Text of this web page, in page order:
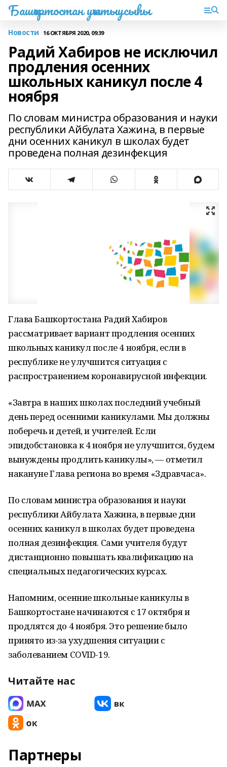
Башҡортостан уҡытыусыһы
Новости 16 ОКТЯБРЯ 2020, 09:39
Радий Хабиров не исключил
продления осенних
школьных каникул после 4
ноября
По словам министра образования и науки
республики Айбулата Хажина, в первые
дни осенних каникул в школах будет
проведена полная дезинфекция
Глава Башкортостана Радий Хабиров
рассматривает вариант продления осенних
школьных каникул после 4 ноября, если в
республике не улучшится ситуация с
распространением коронавирусной инфекции.
«Завтра в наших школах последний учебный
день перед осенними каникулами. Мы должны
поберечь и детей, и учителей. Если
эпидобстановка к 4 ноября не улучшится, будем
вынуждены продлить каникулы», — отметил
накануне Глава региона во время «Здравчаса».
По словам министра образования и науки
республики Айбулата Хажина, в первые дни
осенних каникул в школах будет проведена
полная дезинфекция. Сами учителя будут
дистанционно повышать квалификацию на
специальных педагогических курсах.
Напомним, осенние школьные каникулы в
Башкортостане начинаются с 17 октября и
продлятся до 4 ноября. Это решение было
принято из-за ухудшения ситуации с
заболеванием СOVID-19.
Читайте нас
Партнеры